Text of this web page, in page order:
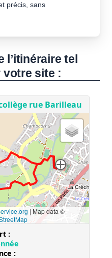
précis, sans
tel
votre site :